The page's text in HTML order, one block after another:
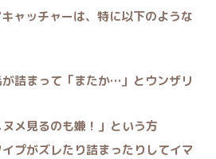
ャッチャーは、特に以下のような
詰まって「またか…」とウンザリ
メ見るのも嫌！」という方
プがズレたり詰まったりしてイマ